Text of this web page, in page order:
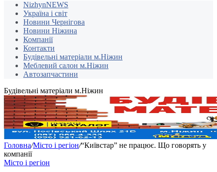
NizhynNEWS
Україна і світ
Новини Чернігова
Новини Ніжина
Компанії
Контакти
Будівельні матеріали м.Ніжин
Меблевий салон м.Ніжин
Автозапчастини
Будівельні матеріали м.Ніжин
Головна/Місто і регіон/“Київстар” не працює. Що говорять у
компанії
Місто і регіон